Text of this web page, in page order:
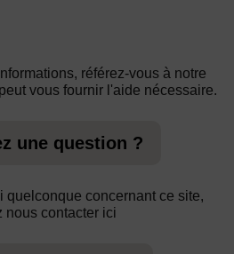
référez-vous à notre
vous fournir l'aide nécessaire.
une question ?
quelconque concernant ce site,
nous contacter ici